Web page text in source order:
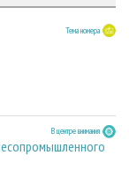
Тема номера
В центре внимания